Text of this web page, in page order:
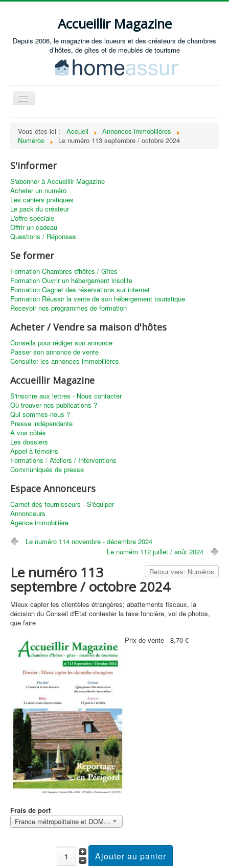
Accueillir Magazine
Depuis 2006, le magazine des loueurs et des créateurs de chambres
d’hôtes, de gîtes et de meublés de tourisme
Basculer
Créer / Ouvrir
Annonces immobilières
Recevoir les annonces immobilières / Nous contacter
Vous êtes ici : Accueil
Annonces immobilières
Numéros
Le numéro 113 septembre / octobre 2024
S'informer
S'abonner à Accueillir Magazine
Acheter un numéro
Les cahiers pratiques
Le pack du créateur
L'offre spéciale
Offrir un cadeau
Questions / Réponses
Se former
Formation Chambres d'hôtes / Gîtes
Formation Ouvrir un hébergement insolite
Formation Gagner des réservations sur internet
Formation Réussir la vente de son hébergement touristique
Recevoir nos programmes de formation
Acheter / Vendre sa maison d'hôtes
Conseils pour rédiger son annonce
Passer son annonce de vente
Consulter les annonces immobilières
Accueillir Magazine
S'inscrire aux lettres - Nous contacter
Où trouver nos publications ?
Qui sommes-nous ?
Presse indépendante
A vos côtés
Les dossiers
Appel à témoins
Formations / Ateliers / Interventions
Communiqués de presse
Espace Annonceurs
Carnet des fournisseurs - S'équiper
Annonceurs
Agence immobilière
Le numéro 114 novembre - décembre 2024
Le numéro 112 juillet / août 2024
Retour vers: Numéros
Le numéro 113
septembre / octobre 2024
Mieux capter les clientèles étrangères; abattements fiscaux, la
décision du Conseil d'Etat contester la taxe foncière, vol de photos,
que faire
Prix ​​de vente
8,70 €
Frais de port
France métropolitaine et DOM Sans surcoût